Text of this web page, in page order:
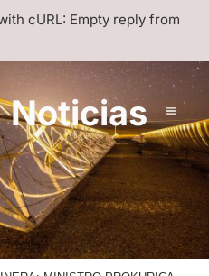
cURL: Empty reply from
Noticias